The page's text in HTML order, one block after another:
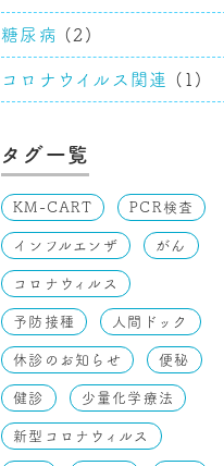
糖尿病 (2)
コロナウイルス関連 (1)
タグ一覧
KM-CART PCR検査
インフルエンザ がん
コロナウィルス
予防接種 人間ドック
休診のお知らせ 便秘
健診 少量化学療法
新型コロナウィルス